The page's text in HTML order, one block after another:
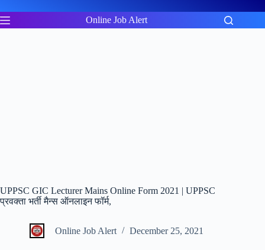
to
content
Online Job Alert
UPPSC GIC Lecturer Mains Online Form 2021 | UPPSC
प्रवक्ता भर्ती मैन्स ऑनलाइन फॉर्म,
Online Job Alert December 25, 2021